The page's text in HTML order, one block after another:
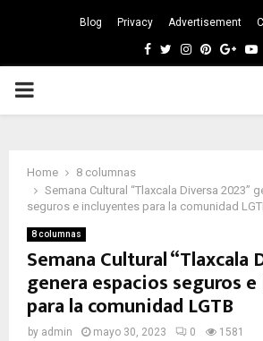
Blog Privacy Advertisement
Facebook
TwitterInstagram
Pinterest
PRIMARY
Home
8 columnas
Semana Cultural “Tlaxcala Diversa 2023”
seguros e incluyentes para la comunidad
8 columnas
Semana Cultural “Tlaxcala
genera espacios seguros
para la comunidad LGTB
by admin mayo 30, 2023 0 1581